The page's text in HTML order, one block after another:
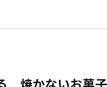
焼かないお菓子